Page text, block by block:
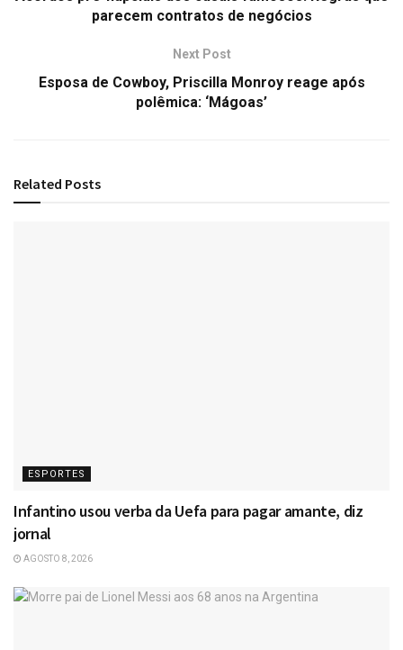
parecem contratos de negócios
Next Post
Esposa de Cowboy, Priscilla Monroy reage após
polêmica: ‘Mágoas’
Related Posts
ESPORTES
Infantino usou verba da Uefa para pagar amante, diz
jornal
AGOSTO 8, 2026